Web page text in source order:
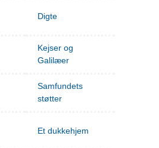
Digte
Kejser og
Galilæer
Samfundets
støtter
Et dukkehjem